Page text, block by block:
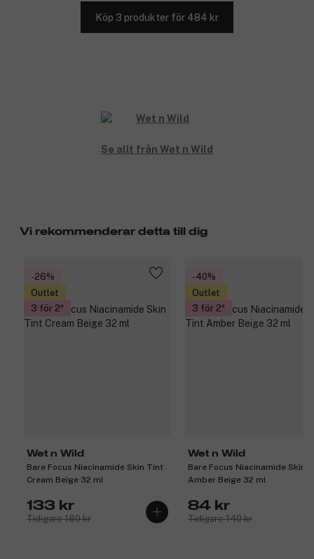
Köp 3 produkter för 484 kr
Se allt från Wet n Wild
Vi rekommenderar detta till dig
-26%
Outlet
3 för 2
Wet n Wild
Bare Focus Niacinamide Skin Tint
Cream Beige 32 ml
133 kr
Tidigare 180 kr
-40%
Outlet
3 för 2
Wet n Wild
Bare Focus Niacinamide Skin
Amber Beige 32 ml
84 kr
Tidigare 140 kr